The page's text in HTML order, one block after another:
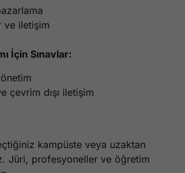
ve iletişim
İçin Sınavlar:
çevrim dışı iletişim
kampüste veya uzaktan
Jüri, profesyoneller ve öğretim